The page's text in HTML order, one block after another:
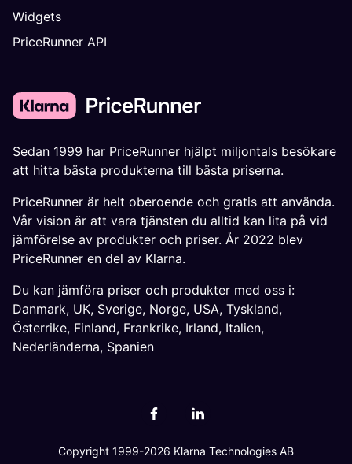
Widgets
PriceRunner API
Sedan 1999 har PriceRunner hjälpt miljontals besökare
att hitta bästa produkterna till bästa priserna.
PriceRunner är helt oberoende och gratis att använda.
Vår vision är att vara tjänsten du alltid kan lita på vid
jämförelse av produkter och priser. År 2022 blev
PriceRunner en del av Klarna.
Du kan jämföra priser och produkter med oss i:
Danmark, UK, Sverige, Norge, USA, Tyskland,
Österrike, Finland, Frankrike, Irland, Italien,
Nederländerna, Spanien
Copyright 1999-2026 Klarna Technologies AB